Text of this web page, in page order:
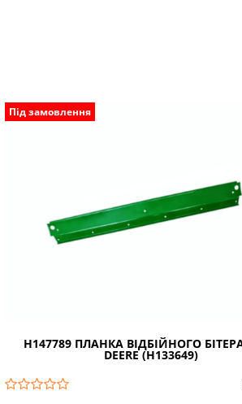
Під замовлення
Н147789 ПЛАНКА ВІДБІЙНОГО
DEERE (H133649)